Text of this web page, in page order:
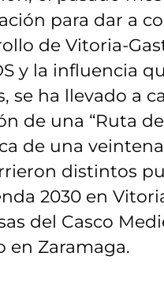
para dar a
de Vitoria-
y la influencia
se ha llevado a
de una “Ruta
de una
distintos
2030 en
del Casco
en Zaramaga.